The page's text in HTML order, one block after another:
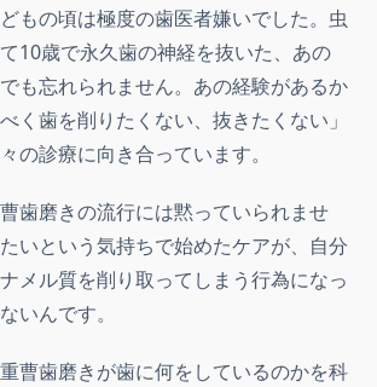
もの頃は極度の歯医者嫌いでした。虫
10歳で永久歯の神経を抜いた、あの
も忘れられません。あの経験があるか
く歯を削りたくない、抜きたくない」
の診療に向き合っています。
歯磨きの流行には黙っていられませ
いという気持ちで始めたケアが、自分
メル質を削り取ってしまう行為になっ
いんです。
曹歯磨きが歯に何をしているのかを科